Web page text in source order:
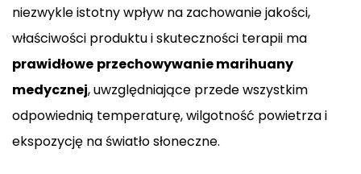
niezwykle istotny wpływ na zachowanie jakości,
właściwości produktu i skuteczności terapii ma
prawidłowe przechowywanie marihuany
medycznej, uwzględniające przede wszystkim
odpowiednią temperaturę, wilgotność powietrza i
ekspozycję na światło słoneczne.